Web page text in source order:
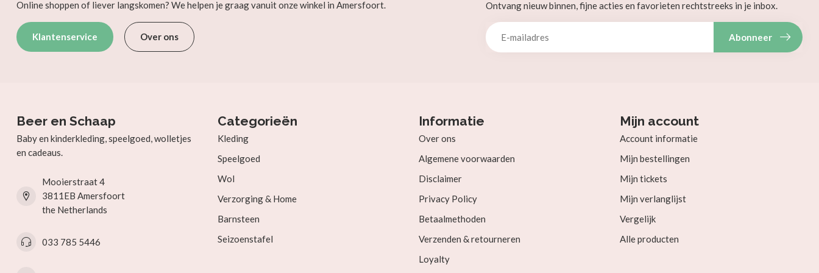
Online shoppen of liever langskomen? We helpen je graag vanuit onze winkel in Amersfoort.
Klantenservice Over ons
Ontvang nieuw binnen, fijne acties en favorieten rechtstreeks in je inbox.
Abonneer
Beer en Schaap
Baby en kinderkleding, speelgoed, wolletjes
en cadeaus.
Mooierstraat 4
3811EB Amersfoort
the Netherlands
033 785 5446
Categorieën
Kleding
Speelgoed
Wol
Verzorging & Home
Barnsteen
Seizoenstafel
Informatie
Over ons
Algemene voorwaarden
Disclaimer
Privacy Policy
Betaalmethoden
Verzenden & retourneren
Loyalty
Mijn account
Account informatie
Mijn bestellingen
Mijn tickets
Mijn verlanglijst
Vergelijk
Alle producten